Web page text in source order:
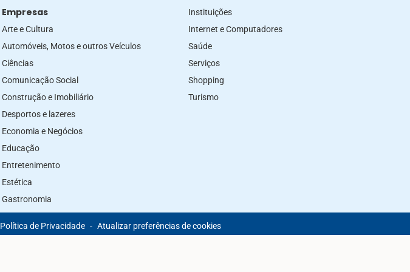
Empresas
Arte e Cultura
Automóveis, Motos e outros Veículos
Ciências
Comunicação Social
Construção e Imobiliário
Desportos e lazeres
Economia e Negócios
Educação
Entretenimento
Estética
Gastronomia
Instituições
Internet e Computadores
Saúde
Serviços
Shopping
Turismo
Política de Privacidade - Atualizar preferências de cookies